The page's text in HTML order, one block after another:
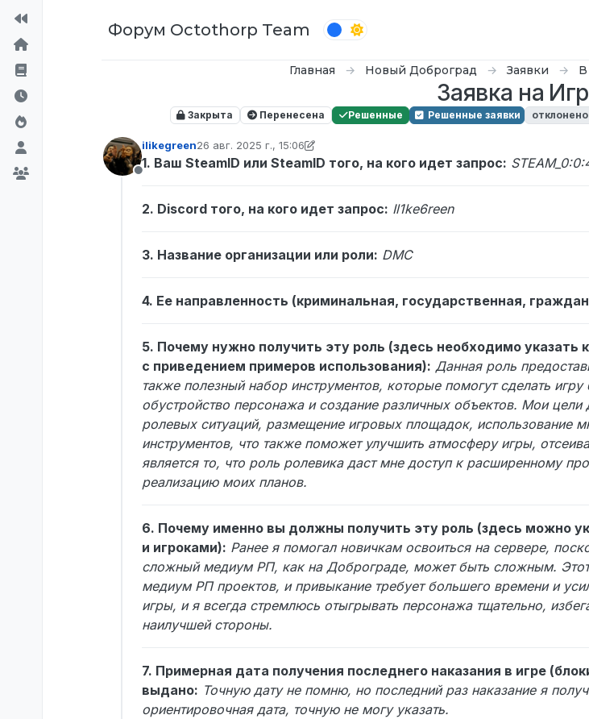
Форум Octothorp Team
Главная Новый Доброград Заявки В
Заявка на
Закрыта Перенесена Решенные Решенные заявки отклонено
Не в сети
ilikegreen26 авг. 2025 г., 15:06
отредактировано p0wer
1. Ваш SteamID или SteamID того, на кого идет запрос:
2. Discord того, на кого идет запрос: Il1ke6reen
3. Название организации или роли: DMC
4. Ее направленность (криминальная, государственная,
5. Почему нужно получить эту роль (здесь необходимо указать
с приведением примеров использования): Данная роль
также полезный набор инструментов, которые помогут сделать
обустройство персонажа и создание различных объектов. Мои
ролевых ситуаций, размещение игровых площадок, использование
инструментов, что также поможет улучшить атмосферу игры,
является то, что роль ролевика даст мне доступ к расширенному
реализацию моих планов.
6. Почему именно вы должны получить эту роль (здесь можно
и игроками): Ранее я помогал новичкам освоиться на сервере,
сложный медиум РП, как на Доброграде, может быть сложным. Этот
медиум РП проектов, и привыкание требует большего времени и
игры, и я всегда стремлюсь отыгрывать персонажа тщательно,
наилучшей стороны.
7. Примерная дата получения последнего наказания в игре
выдано: Точную дату не помню, но последний раз наказание я
ориентировочная дата, точную не могу указать.